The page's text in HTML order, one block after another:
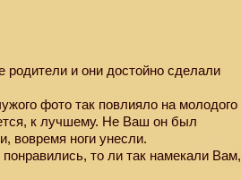
и они достойно сделали
фото так повлияло на молодого
к лучшему. Не Ваш он был
вовремя ноги унесли.
то ли так намекали Вам,